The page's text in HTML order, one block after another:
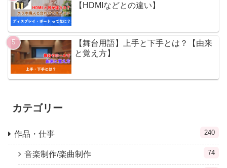
【HDMIなどとの違い】
【舞台用語】上手と下手とは？【由来
と覚え方】
カテゴリー
作品・仕事 240
音楽制作/楽曲制作 74